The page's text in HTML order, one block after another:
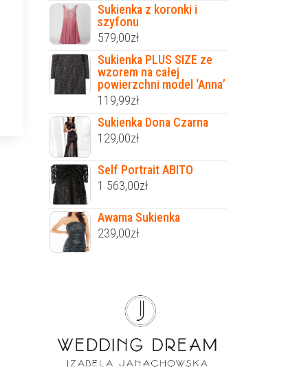
Sukienka z koronki i
szyfonu
579,00zł
Sukienka PLUS SIZE ze
wzorem na całej
powierzchni model ‘Anna’
119,99zł
Sukienka Dona Czarna
129,00zł
Self Portrait ABITO
1 563,00zł
Awama Sukienka
239,00zł